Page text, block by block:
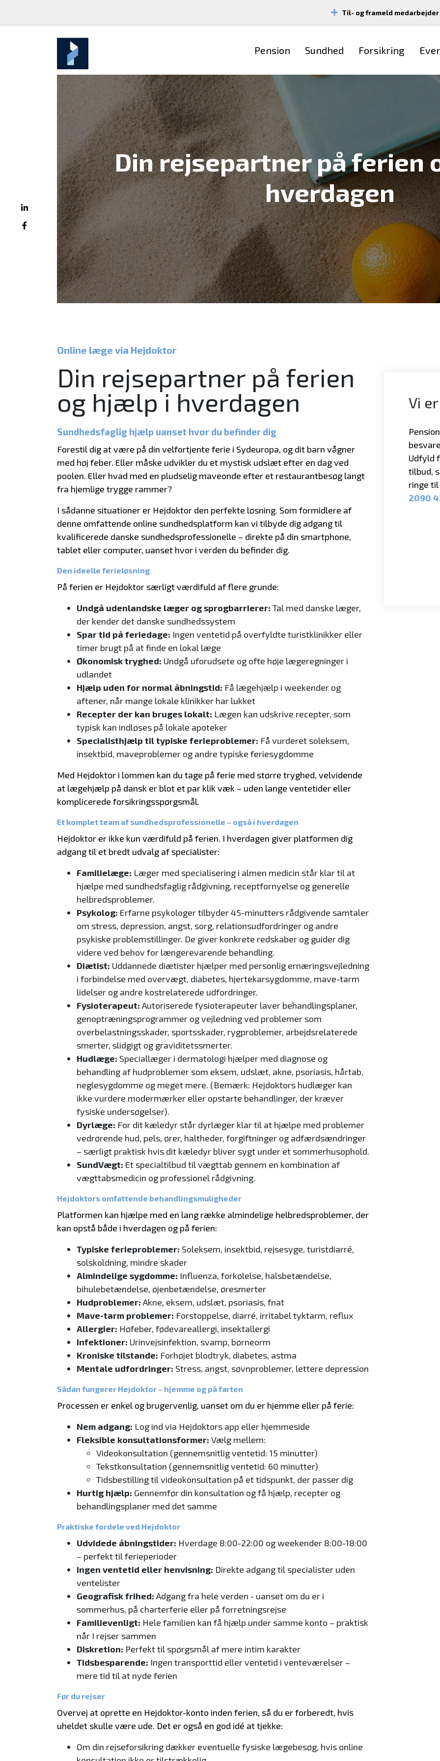
Til- og frameld medarbejder
Pension Sundhed Forsikring
Din rejsepartner på ferien
hverdagen
Online læge via Hejdoktor
Din rejsepartner på ferien
og hjælp i hverdagen
Sundhedsfaglig hjælp uanset hvor du befinder dig
Forestil dig at være på din velfortjente ferie i Sydeuropa, og dit barn vågner
med høj feber. Eller måske udvikler du et mystisk udslæt efter en dag ved
poolen. Eller hvad med en pludselig maveonde efter et restaurantbesøg langt
fra hjemlige trygge rammer?
I sådanne situationer er Hejdoktor den perfekte løsning. Som formidlere af
denne omfattende online sundhedsplatform kan vi tilbyde dig adgang til
kvalificerede danske sundhedsprofessionelle – direkte på din smartphone,
tablet eller computer, uanset hvor i verden du befinder dig.
Den ideelle ferieløsning
På ferien er Hejdoktor særligt værdifuld af flere grunde:
Undgå udenlandske læger og sprogbarrierer: Tal med danske læger,
der kender det danske sundhedssystem
Spar tid på feriedage: Ingen ventetid på overfyldte turistklinikker eller
timer brugt på at finde en lokal læge
Økonomisk tryghed: Undgå uforudsete og ofte høje lægeregninger i
udlandet
Hjælp uden for normal åbningstid: Få lægehjælp i weekender og
aftener, når mange lokale klinikker har lukket
Recepter der kan bruges lokalt: Lægen kan udskrive recepter, som
typisk kan indløses på lokale apoteker
Specialisthjælp til typiske ferieproblemer: Få vurderet soleksem,
insektbid, maveproblemer og andre typiske feriesygdomme
Med Hejdoktor i lommen kan du tage på ferie med større tryghed, velvidende
at lægehjælp på dansk er blot et par klik væk – uden lange ventetider eller
komplicerede forsikringsspørgsmål.
Et komplet team af sundhedsprofessionelle – også i hverdagen
Hejdoktor er ikke kun værdifuld på ferien. I hverdagen giver platformen dig
adgang til et bredt udvalg af specialister:
Familielæge: Læger med specialisering i almen medicin står klar til at
hjælpe med sundhedsfaglig rådgivning, receptfornyelse og generelle
helbredsproblemer.
Psykolog: Erfarne psykologer tilbyder 45-minutters rådgivende samtaler
om stress, depression, angst, sorg, relationsudfordringer og andre
psykiske problemstillinger. De giver konkrete redskaber og guider dig
videre ved behov for længerevarende behandling.
Diætist: Uddannede diætister hjælper med personlig ernæringsvejledning
i forbindelse med overvægt, diabetes, hjertekarsygdomme, mave-tarm
lidelser og andre kostrelaterede udfordringer.
Fysioterapeut: Autoriserede fysioterapeuter laver behandlingsplaner,
genoptræningsprogrammer og vejledning ved problemer som
overbelastningsskader, sportsskader, rygproblemer, arbejdsrelaterede
smerter, slidgigt og graviditetssmerter.
Hudlæge: Speciallæger i dermatologi hjælper med diagnose og
behandling af hudproblemer som eksem, udslæt, akne, psoriasis, hårtab,
neglesygdomme og meget mere. (Bemærk: Hejdoktors hudlæger kan
ikke vurdere modermærker eller opstarte behandlinger, der kræver
fysiske undersøgelser).
Dyrlæge: For dit kæledyr står dyrlæger klar til at hjælpe med problemer
vedrørende hud, pels, ører, haltheder, forgiftninger og adfærdsændringer
– særligt praktisk hvis dit kæledyr bliver sygt under et sommerhusophold.
SundVægt: Et specialtilbud til vægttab gennem en kombination af
vægttabsmedicin og professionel rådgivning.
Hejdoktors omfattende behandlingsmuligheder
Platformen kan hjælpe med en lang række almindelige helbredsproblemer, der
kan opstå både i hverdagen og på ferien:
Typiske ferieproblemer: Soleksem, insektbid, rejsesyge, turistdiarré,
solskoldning, mindre skader
Almindelige sygdomme: Influenza, forkølelse, halsbetændelse,
bihulebetændelse, øjenbetændelse, øresmerter
Hudproblemer: Akne, eksem, udslæt, psoriasis, fnat
Mave-tarm problemer: Forstoppelse, diarré, irritabel tyktarm, reflux
Allergier: Høfeber, fødevareallergi, insektallergi
Infektioner: Urinvejsinfektion, svamp, børneorm
Kroniske tilstande: Forhøjet blodtryk, diabetes, astma
Mentale udfordringer: Stress, angst, søvnproblemer, lettere depression
Sådan fungerer Hejdoktor – hjemme og på farten
Processen er enkel og brugervenlig, uanset om du er hjemme eller på ferie:
Nem adgang: Log ind via Hejdoktors app eller hjemmeside
Fleksible konsultationsformer: Vælg mellem:
Videokonsultation (gennemsnitlig ventetid: 15 minutter)
Tekstkonsultation (gennemsnitlig ventetid: 60 minutter)
Tidsbestilling til videokonsultation på et tidspunkt, der passer dig
Hurtig hjælp: Gennemfør din konsultation og få hjælp, recepter og
behandlingsplaner med det samme
Praktiske fordele ved Hejdoktor
Udvidede åbningstider: Hverdage 8:00-22:00 og weekender 8:00-18:00
– perfekt til ferieperioder
Ingen ventetid eller henvisning: Direkte adgang til specialister uden
ventelister
Geografisk frihed: Adgang fra hele verden - uanset om du er i
sommerhus, på charterferie eller på forretningsrejse
Familievenligt: Hele familien kan få hjælp under samme konto – praktisk
når I rejser sammen
Diskretion: Perfekt til spørgsmål af mere intim karakter
Tidsbesparende: Ingen transporttid eller ventetid i venteværelser –
mere tid til at nyde ferien
Før du rejser
Overvej at oprette en Hejdoktor-konto inden ferien, så du er forberedt, hvis
uheldet skulle være ude. Det er også en god idé at tjekke:
Om din rejseforsikring dækker eventuelle fysiske lægebesøg, hvis online
Vi
Udfyld
tilbud,
ringe til
2090